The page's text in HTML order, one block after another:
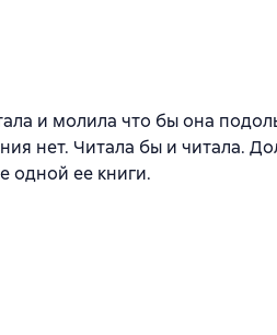
и молила что бы она
нет. Читала бы и читала.
одной ее книги.